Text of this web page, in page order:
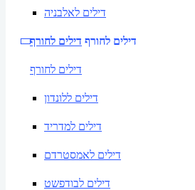
דילים לאלבניה
דילים לחורף דילים לחורף
דילים לחורף
דילים ללונדון
דילים למדריד
דילים לאמסטרדם
דילים לבודפשט